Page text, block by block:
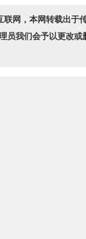
网，本网转载出于
员我们会予以更改